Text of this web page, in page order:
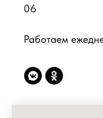
06
Работаем